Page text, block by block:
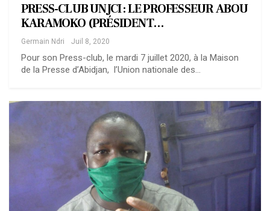
PRESS-CLUB UNJCI : LE PROFESSEUR ABOU
KARAMOKO (PRÉSIDENT…
Germain Ndri Juil 8, 2020
Pour son Press-club, le mardi 7 juillet 2020, à la Maison
de la Presse d’Abidjan, l’Union nationale des…